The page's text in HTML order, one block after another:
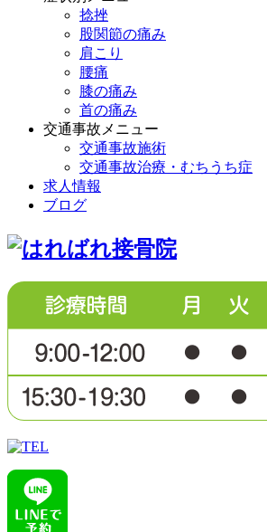
捻挫
股関節の痛み
肩こり
腰痛
膝の痛み
首の痛み
交通事故メニュー
交通事故施術
交通事故治療・むちうち症
求人情報
ブログ